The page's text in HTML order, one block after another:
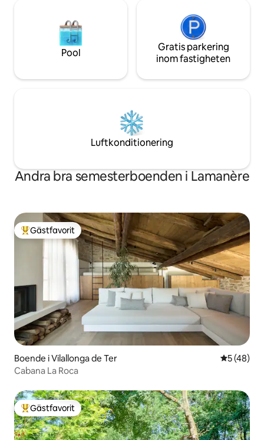
Pool
Gratis parkering
inom fastigheten
Luftkonditionering
Andra bra semesterboenden i Lamanère
Populär gästfavorit
Gästfavorit
Boende i Vilallonga de Ter 5 av 5 i
5 (48)
Cabana La Roca
Populär gästfavorit
Gästfavorit